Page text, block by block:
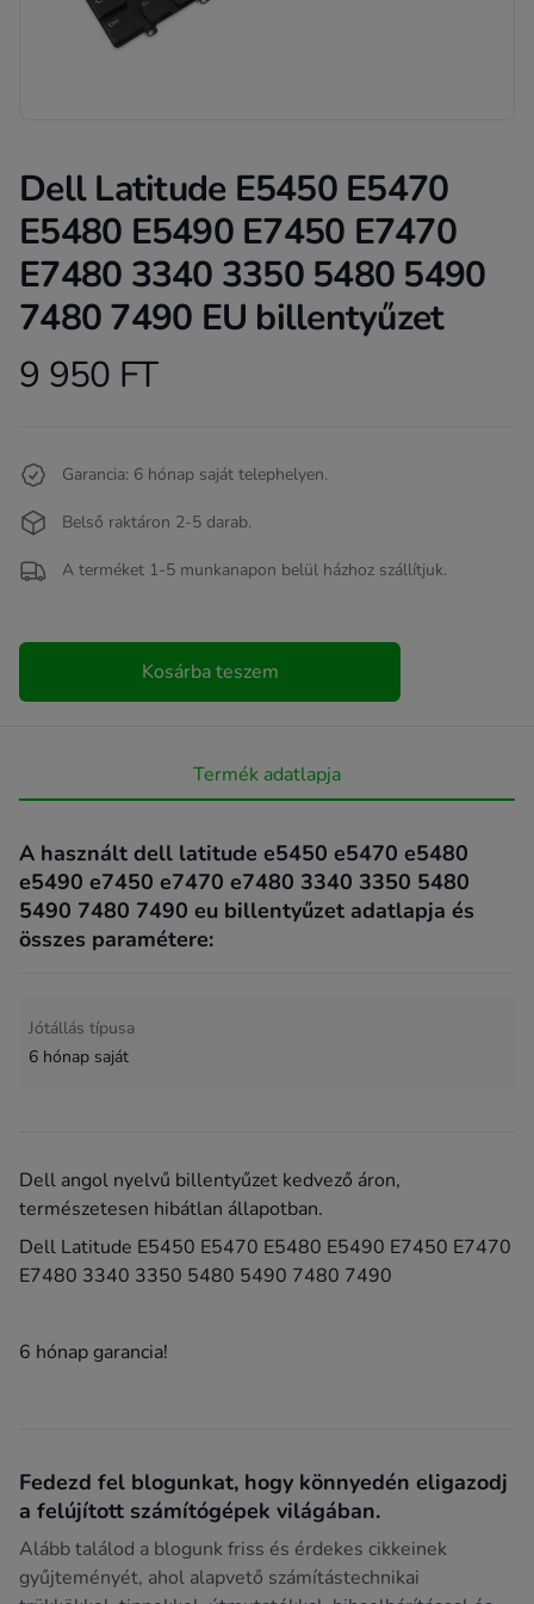
Dell Latitude E5450 E5470
E5480 E5490 E7450 E7470
E7480 3340 3350 5480 5490
7480 7490 EU billentyűzet
Product information
9 950 FT
Garancia: 6 hónap saját telephelyen.
Belső raktáron 2-5 darab.
A terméket 1-5 munkanapon belül házhoz szállítjuk.
Kosárba teszem
Termék adatlapja
A használt dell latitude e5450 e5470 e5480
e5490 e7450 e7470 e7480 3340 3350 5480
5490 7480 7490 eu billentyűzet adatlapja és
összes paramétere:
Jótállás típusa
6 hónap saját
Dell angol nyelvű billentyűzet kedvező áron,
természetesen hibátlan állapotban.
Dell Latitude E5450 E5470 E5480 E5490 E7450 E7470
E7480 3340 3350 5480 5490 7480 7490
6 hónap garancia!
Fedezd fel blogunkat, hogy könnyedén eligazodj
a felújított számítógépek világában.
Alább találod a blogunk friss és érdekes cikkeinek
gyűjteményét, ahol alapvető számítástechnikai